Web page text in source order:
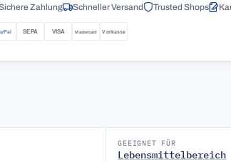
Zahlung Schneller Versand Trusted Shops
GEEIGNET FÜR
Lebensmittelbereich